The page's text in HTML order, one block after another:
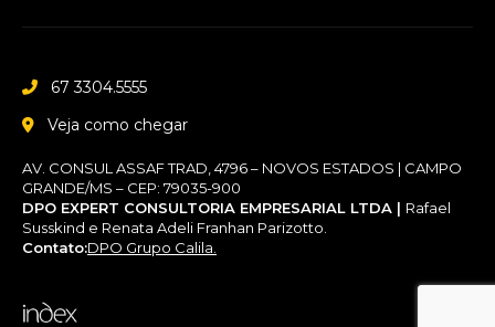
67 3304.5555
Veja como chegar
AV. CONSUL ASSAF TRAD, 4796 – NOVOS ESTADOS | CAMPO
GRANDE/MS – CEP: 79035-900
DPO EXPERT CONSULTORIA EMPRESARIAL LTDA | Rafael
Susskind e Renata Adeli Franhan Parizotto.
Contato:DPO Grupo Calila.